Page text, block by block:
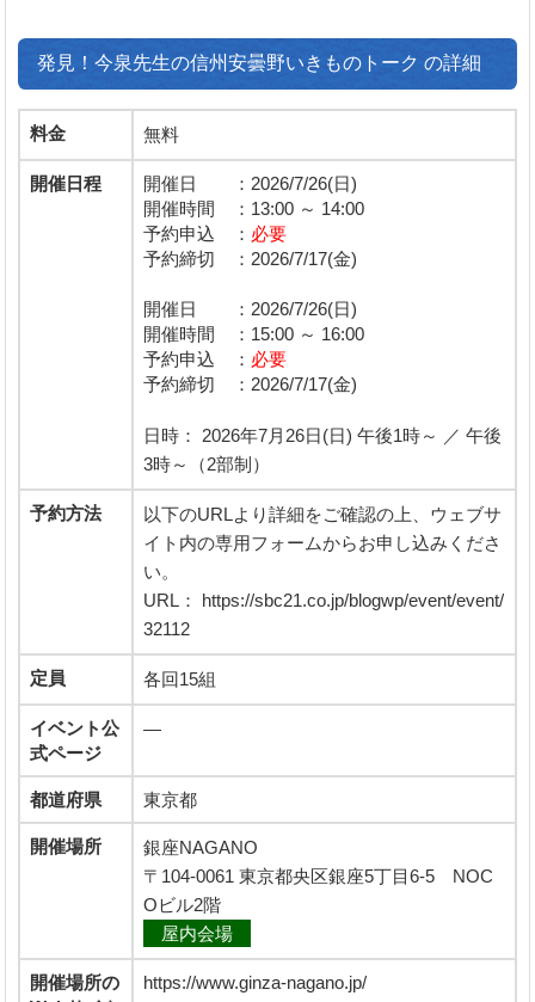
発見！今泉先生の信州安曇野いきものトーク の詳細
料金 無料
開催日程
開催日 ：2026/7/26(日)
開催時間 ：13:00 ～ 14:00
予約申込 ： 必要
予約締切 ：2026/7/17(金)
開催日 ：2026/7/26(日)
開催時間 ：15:00 ～ 16:00
予約申込 ： 必要
予約締切 ：2026/7/17(金)
日時： 2026年7月26日(日) 午後1時～ ／ 午後
3時～（2部制）
予約方法
以下のURLより詳細をご確認の上、ウェブサ
イト内の専用フォームからお申し込みくださ
い。
URL： https://sbc21.co.jp/blogwp/event/event/
32112
定員 各回15組
イベント公
式ページ
―
都道府県 東京都
開催場所
銀座NAGANO
〒104-0061 東京都央区銀座5丁目6-5 NOC
Oビル2階
屋内会場
開催場所の
https://www.ginza-nagano.jp/